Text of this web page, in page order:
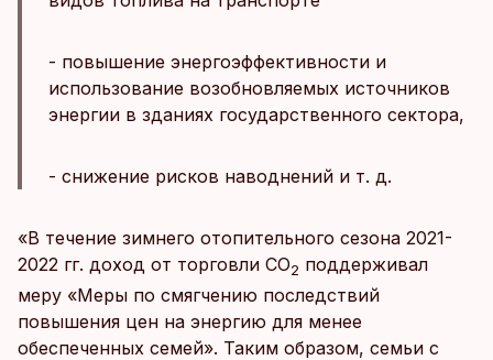
- повышение энергоэффективности и
использование возобновляемых источников
энергии в зданиях государственного сектора,
- снижение рисков наводнений и т. д.
«В течение зимнего отопительного сезона 2021-
2022 гг. доход от торговли CO2 поддерживал
меру «Меры по смягчению последствий
повышения цен на энергию для менее
обеспеченных семей». Таким образом, семьи с